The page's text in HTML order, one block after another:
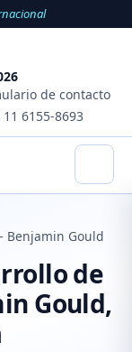
de contacto
6155-8693
Benjamin Gould
de
Gould,